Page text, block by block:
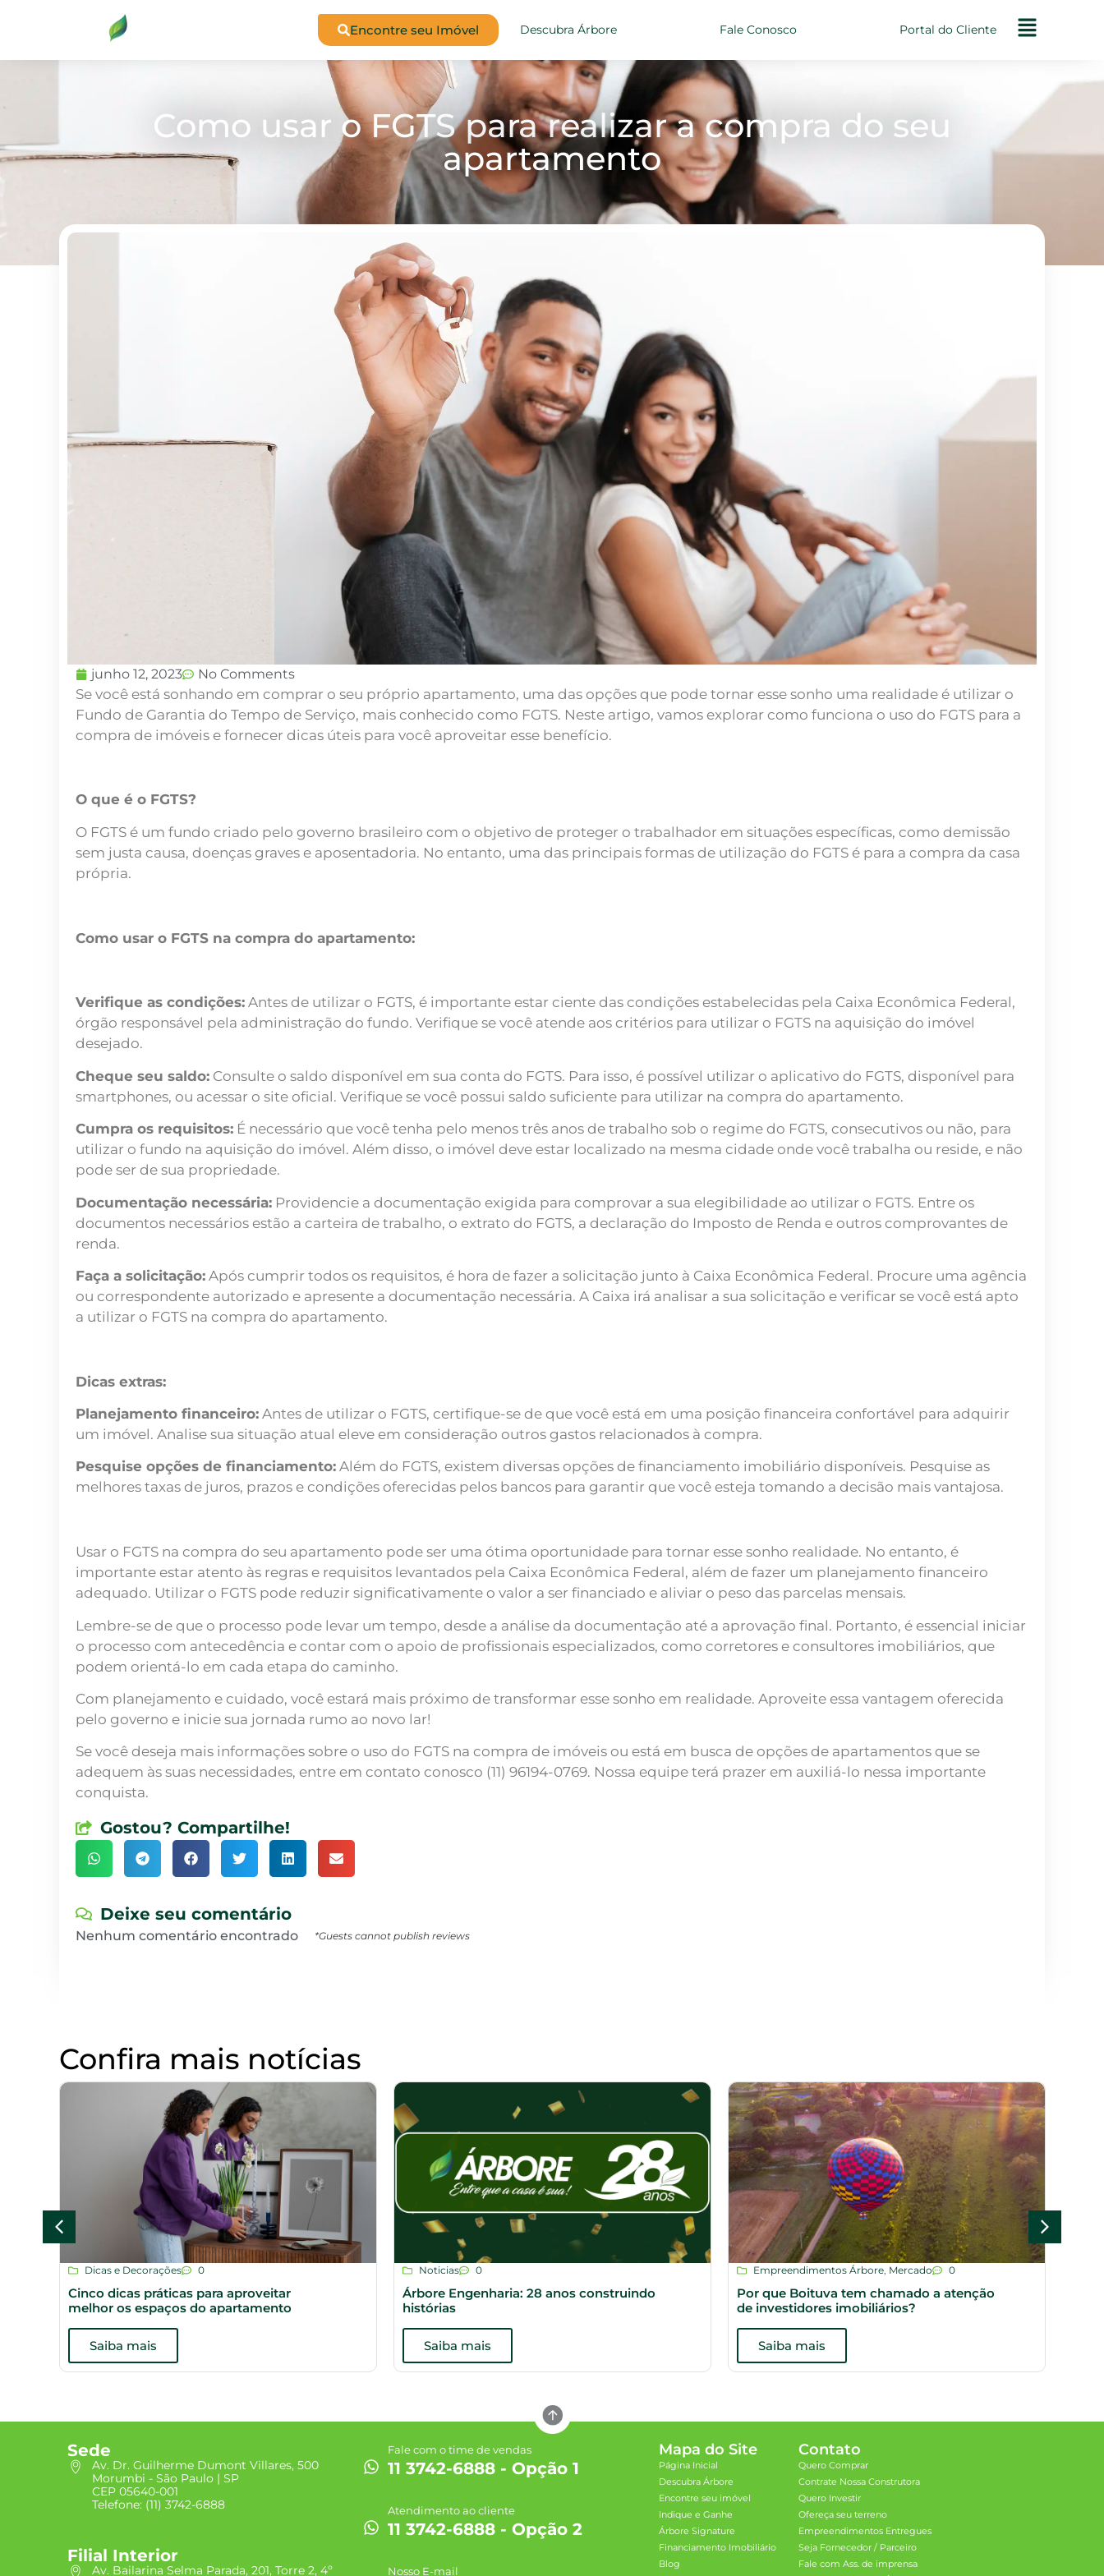
Encontre seu Imóvel Descubra Árbore Fale Conosco Portal do Cliente
Como usar o FGTS para realizar a compra do seu
apartamento
junho 12, 2023 No Comments
Se você está sonhando em comprar o seu próprio apartamento, uma das opções que pode tornar esse sonho uma realidade é utilizar o
Fundo de Garantia do Tempo de Serviço, mais conhecido como FGTS. Neste artigo, vamos explorar como funciona o uso do FGTS para a
compra de imóveis e fornecer dicas úteis para você aproveitar esse benefício.
O que é o FGTS?
O FGTS é um fundo criado pelo governo brasileiro com o objetivo de proteger o trabalhador em situações específicas, como demissão
sem justa causa, doenças graves e aposentadoria. No entanto, uma das principais formas de utilização do FGTS é para a compra da casa
própria.
Como usar o FGTS na compra do apartamento:
Verifique as condições: Antes de utilizar o FGTS, é importante estar ciente das condições estabelecidas pela Caixa Econômica Federal,
órgão responsável pela administração do fundo. Verifique se você atende aos critérios para utilizar o FGTS na aquisição do imóvel
desejado.
Cheque seu saldo: Consulte o saldo disponível em sua conta do FGTS. Para isso, é possível utilizar o aplicativo do FGTS, disponível para
smartphones, ou acessar o site oficial. Verifique se você possui saldo suficiente para utilizar na compra do apartamento.
Cumpra os requisitos: É necessário que você tenha pelo menos três anos de trabalho sob o regime do FGTS, consecutivos ou não, para
utilizar o fundo na aquisição do imóvel. Além disso, o imóvel deve estar localizado na mesma cidade onde você trabalha ou reside, e não
pode ser de sua propriedade.
Documentação necessária: Providencie a documentação exigida para comprovar a sua elegibilidade ao utilizar o FGTS. Entre os
documentos necessários estão a carteira de trabalho, o extrato do FGTS, a declaração do Imposto de Renda e outros comprovantes de
renda.
Faça a solicitação: Após cumprir todos os requisitos, é hora de fazer a solicitação junto à Caixa Econômica Federal. Procure uma agência
ou correspondente autorizado e apresente a documentação necessária. A Caixa irá analisar a sua solicitação e verificar se você está apto
a utilizar o FGTS na compra do apartamento.
Dicas extras:
Planejamento financeiro: Antes de utilizar o FGTS, certifique-se de que você está em uma posição financeira confortável para adquirir
um imóvel. Analise sua situação atual eleve em consideração outros gastos relacionados à compra.
Pesquise opções de financiamento: Além do FGTS, existem diversas opções de financiamento imobiliário disponíveis. Pesquise as
melhores taxas de juros, prazos e condições oferecidas pelos bancos para garantir que você esteja tomando a decisão mais vantajosa.
Usar o FGTS na compra do seu apartamento pode ser uma ótima oportunidade para tornar esse sonho realidade. No entanto, é
importante estar atento às regras e requisitos levantados pela Caixa Econômica Federal, além de fazer um planejamento financeiro
adequado. Utilizar o FGTS pode reduzir significativamente o valor a ser financiado e aliviar o peso das parcelas mensais.
Lembre-se de que o processo pode levar um tempo, desde a análise da documentação até a aprovação final. Portanto, é essencial iniciar
o processo com antecedência e contar com o apoio de profissionais especializados, como corretores e consultores imobiliários, que
podem orientá-lo em cada etapa do caminho.
Com planejamento e cuidado, você estará mais próximo de transformar esse sonho em realidade. Aproveite essa vantagem oferecida
pelo governo e inicie sua jornada rumo ao novo lar!
Se você deseja mais informações sobre o uso do FGTS na compra de imóveis ou está em busca de opções de apartamentos que se
adequem às suas necessidades, entre em contato conosco (11) 96194-0769. Nossa equipe terá prazer em auxiliá-lo nessa importante
conquista.
Gostou? Compartilhe!
Deixe seu comentário
Nenhum comentário encontrado *Guests cannot publish reviews
Confira mais notícias
Dicas e Decorações 0
Cinco dicas práticas para aproveitar
melhor os espaços do apartamento
Saiba mais
Noticias 0
Árbore Engenharia: 28 anos construindo
histórias
Saiba mais
Empreendimentos Árbore Mercado 0
Por que Boituva tem chamado a atenção
de investidores imobiliários?
Saiba mais
Sede
Av. Dr. Guilherme Dumont Villares, 500
Morumbi - São Paulo | SP
CEP 05640-001
Telefone: (11) 3742-6888
Filial Interior
Av. Bailarina Selma Parada, 201, Torre 2, 4º
Fale com o time de vendas
11 3742-6888 - Opção 1
Atendimento ao cliente
11 3742-6888 - Opção 2
Nosso E-mail
Mapa do Site
Página Inicial
Descubra Árbore
Encontre seu imóvel
Indique e Ganhe
Árbore Signature
Financiamento Imobiliário
Blog
Contato
Quero Comprar
Contrate Nossa Construtora
Quero Investir
Ofereça seu terreno
Empreendimentos Entregues
Seja Fornecedor / Parceiro
Fale com Ass. de imprensa